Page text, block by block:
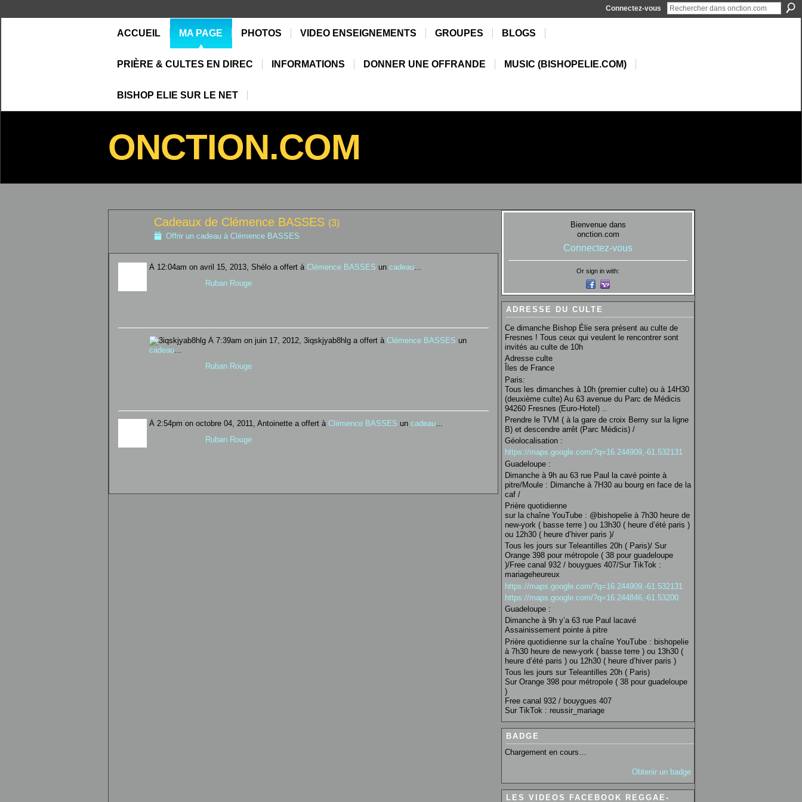
Connectez-vous
ACCUEIL MA PAGE PHOTOS VIDEO ENSEIGNEMENTS GROUPES BLOGS
PRIÈRE & CULTES EN DIREC INFORMATIONS DONNER UNE OFFRANDE MUSIC (BISHOPELIE.COM)
BISHOP ELIE SUR LE NET
ONCTION.COM
Cadeaux de Clémence BASSES (3)
Offrir un cadeau à Clémence BASSES
À 12:04am on avril 15, 2013, Shélo a offert à Clémence BASSES un cadeau...
Ruban Rouge
À 7:39am on juin 17, 2012, 3iqskjyab8hlg a offert à Clémence BASSES un
cadeau...
Ruban Rouge
À 2:54pm on octobre 04, 2011, Antoinette a offert à Clémence BASSES un cadeau...
Ruban Rouge
Bienvenue dans
onction.com
Connectez-vous
Or sign in with:
ADRESSE DU CULTE
Ce dimanche Bishop Élie sera présent au culte de
Fresnes ! Tous ceux qui veulent le rencontrer sont
invités au culte de 10h
Adresse culte
Îles de France
Paris:
Tous les dimanches à 10h (premier culte) ou à 14H30
(deuxième culte) Au 63 avenue du Parc de Médicis
94260 Fresnes (Euro-Hotel) ..
Prendre le TVM ( à la gare de croix Berny sur la ligne
B) et descendre arrêt (Parc Médicis) /
Géolocalisation :
https://maps.google.com/?q=16.244909,-61.532131
Guadeloupe :
Dimanche à 9h au 63 rue Paul la cavé pointe à
pitre/Moule : Dimanche à 7H30 au bourg en face de la
caf /
Prière quotidienne
sur la chaîne YouTube : @bishopelie à 7h30 heure de
new-york ( basse terre ) ou 13h30 ( heure d’été paris )
ou 12h30 ( heure d’hiver paris )/
Tous les jours sur Teleantilles 20h ( Paris)/ Sur
Orange 398 pour métropole ( 38 pour guadeloupe
)/Free canal 932 / bouygues 407/Sur TikTok :
mariageheureux
https://maps.google.com/?q=16.244909,-61.532131
https://maps.google.com/?q=16.244846,-61.53200
Guadeloupe :
Dimanche à 9h y’a 63 rue Paul lacavé
Assainissement pointe à pitre
Prière quotidienne sur la chaîne YouTube : bishopelie
à 7h30 heure de new-york ( basse terre ) ou 13h30 (
heure d’été paris ) ou 12h30 ( heure d’hiver paris )
Tous les jours sur Teleantilles 20h ( Paris)
Sur Orange 398 pour métropole ( 38 pour guadeloupe
)
Free canal 932 / bouygues 407
Sur TikTok : reussir_mariage
BADGE
Chargement en cours…
Obtenir un badge
LES VIDEOS FACEBOOK REGGAE-